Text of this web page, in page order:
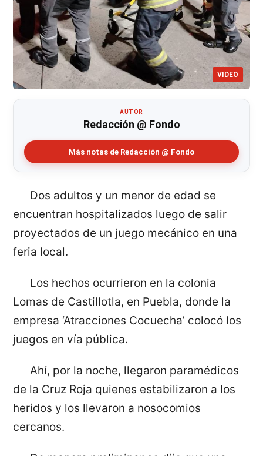
VIDEO
AUTOR
Redacción @ Fondo
Más notas de Redacción @ Fondo
Dos adultos y un menor de edad se
encuentran hospitalizados luego de salir
proyectados de un juego mecánico en una
feria local.
Los hechos ocurrieron en la colonia
Lomas de Castillotla, en Puebla, donde la
empresa ‘Atracciones Cocuecha’ colocó los
juegos en vía pública.
Ahí, por la noche, llegaron paramédicos
de la Cruz Roja quienes estabilizaron a los
heridos y los llevaron a nosocomios
cercanos.